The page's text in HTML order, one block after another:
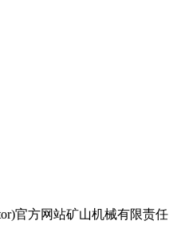
官方网站矿山机械有限责任